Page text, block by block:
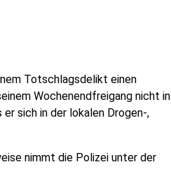
Totschlagsdelikt einen
Wochenendfreigang nicht in
sich in der lokalen Drogen-,
nimmt die Polizei unter der